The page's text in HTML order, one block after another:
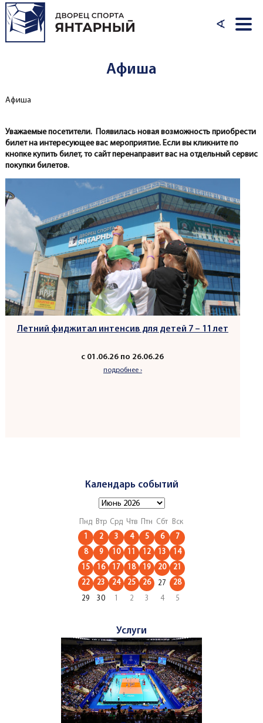
Перейти к основному содержанию
∢
Афиша
Вы здесь
Афиша
Уважаемые посетители. Появилась новая возможность приобрести
билет на интересующее вас мероприятие. Если вы кликните по
кнопке купить билет, то сайт перенаправит вас на отдельный сервис
покупки билетов.
Летний фиджитал интенсив для детей 7 – 11 лет
с 01.06.26 по 26.06.26
подробнее ›
Календарь событий
Пнд Втр Срд Чтв Птн Сбт
Вск
1
2 3 4 5 6
7
8
9 10 11 12 13
14
15
16 17 18 19 20
21
22
23 24 25 26 27 28
29 30 2 3 4 5
Услуги